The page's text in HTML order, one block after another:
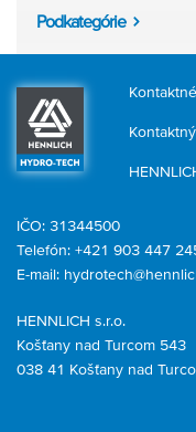
Podkategórie
HENNLICH s.r.o.
Košťany nad Turcom 543
038 41 Košťany nad
IČO: 31344500
Telefón: +421 903 447
E-mail: